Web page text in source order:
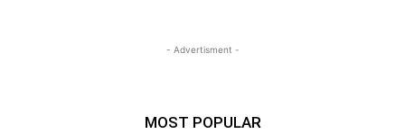
- Advertisment -
MOST POPULAR